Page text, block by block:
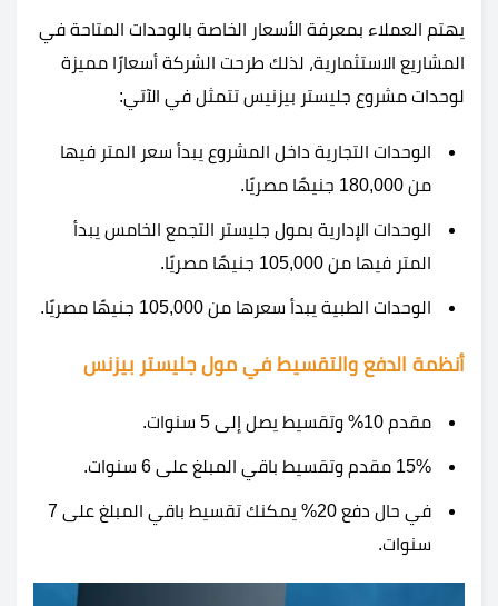
يهتم العملاء بمعرفة الأسعار الخاصة بالوحدات المتاحة في
المشاريع الاستثمارية، لذلك طرحت الشركة أسعارًا مميزة
لوحدات مشروع جليستر بيزنيس تتمثل في الآتي:
الوحدات التجارية داخل المشروع يبدأ سعر المتر فيها
من 180,000 جنيهًا مصريًا.
الوحدات الإدارية بمول جليستر التجمع الخامس يبدأ
المتر فيها من 105,000 جنيهًا مصريًا.
الوحدات الطبية يبدأ سعرها من 105,000 جنيهًا مصريًا.
أنظمة الدفع والتقسيط في مول جليستر بيزنس
مقدم 10% وتقسيط يصل إلى 5 سنوات.
15% مقدم وتقسيط باقي المبلغ على 6 سنوات.
في حال دفع 20% يمكنك تقسيط باقي المبلغ على 7
سنوات.